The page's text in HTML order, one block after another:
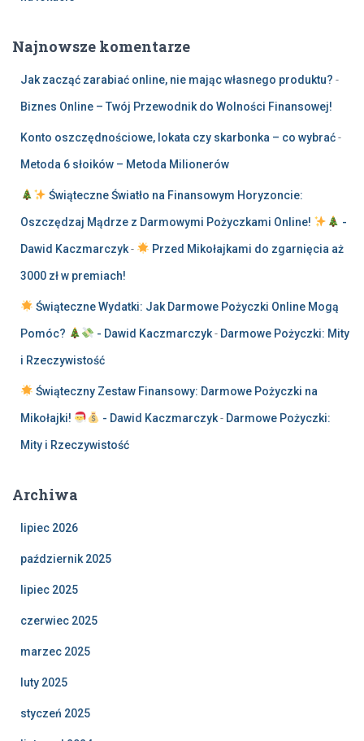
Najnowsze komentarze
Jak zacząć zarabiać online, nie mając własnego produktu? -
Biznes Online – Twój Przewodnik do Wolności Finansowej!
Konto oszczędnościowe, lokata czy skarbonka – co wybrać-
Metoda 6 słoików – Metoda Milionerów
Świąteczne Światło na Finansowym Horyzoncie:
Oszczędzaj Mądrze z Darmowymi Pożyczkami Online! -
Dawid Kaczmarczyk- Przed Mikołajkami do zgarnięcia aż
3000 zł w premiach!
Świąteczne Wydatki: Jak Darmowe Pożyczki Online Mogą
Pomóc? - Dawid Kaczmarczyk- Darmowe Pożyczki: Mity
i Rzeczywistość
Świąteczny Zestaw Finansowy: Darmowe Pożyczki na
Mikołajki! - Dawid Kaczmarczyk- Darmowe Pożyczki:
Mity i Rzeczywistość
Archiwa
lipiec 2026
październik 2025
lipiec 2025
czerwiec 2025
marzec 2025
luty 2025
styczeń 2025